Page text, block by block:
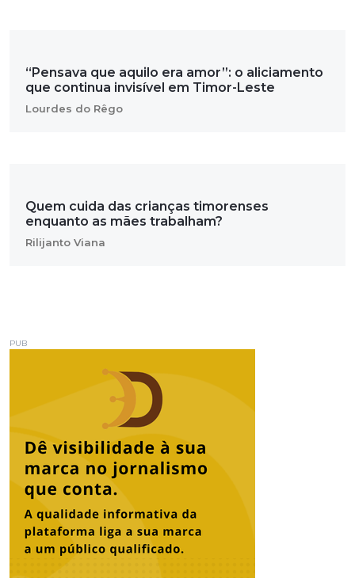
“Pensava que aquilo era amor”: o aliciamento
que continua invisível em Timor-Leste
Lourdes do Rêgo
Quem cuida das crianças timorenses
enquanto as mães trabalham?
Rilijanto Viana
PUB